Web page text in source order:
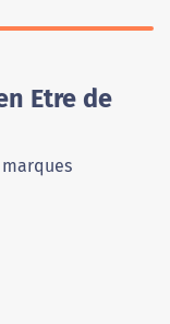
Etre de